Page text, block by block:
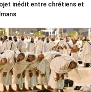
inédit entre chrétiens et